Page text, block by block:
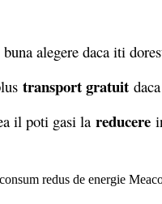
alegere daca iti
transport gratuit
il poti gasi la reducere